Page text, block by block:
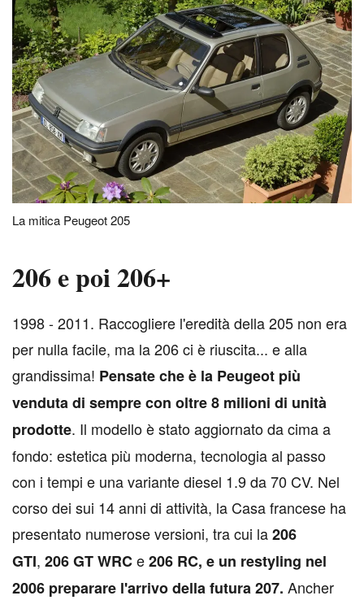
La mitica Peugeot 205
206 e poi 206+
1998 - 2011. Raccogliere l'eredità della 205 non era
per nulla facile, ma la 206 ci è riuscita... e alla
grandissima! Pensate che è la Peugeot più
venduta di sempre con oltre 8 milioni di unità
prodotte. Il modello è stato aggiornato da cima a
fondo: estetica più moderna, tecnologia al passo
con i tempi e una variante diesel 1.9 da 70 CV. Nel
corso dei sui 14 anni di attività, la Casa francese ha
presentato numerose versioni, tra cui la206
GTI, 206 GT WRCe206 RC, e un restyling nel
2006 preparare l'arrivo della futura 207. Ancher